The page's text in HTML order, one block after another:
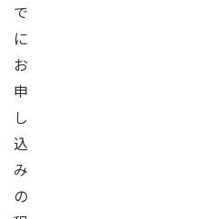
で
に
お
申
し
込
み
の